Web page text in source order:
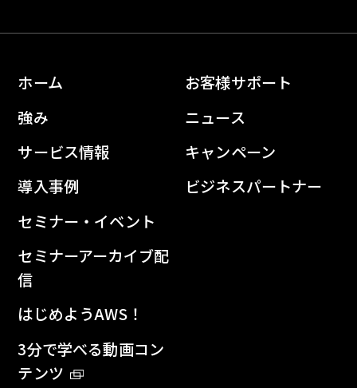
ホーム
強み
サービス情報
導入事例
セミナー・イベント
セミナーアーカイブ配
信
はじめようAWS！
3分で学べる動画コン
テンツ
お客様サポート
ニュース
キャンペーン
ビジネスパートナー